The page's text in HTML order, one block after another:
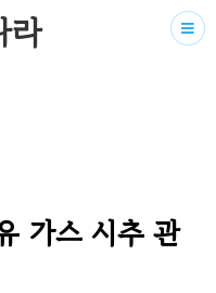
라
가스 시추 관